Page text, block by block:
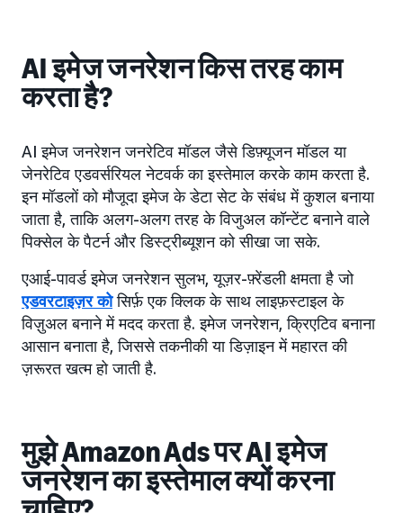
AI इमेज जनरेशन किस तरह काम
करता है?
AI इमेज जनरेशन जनरेटिव मॉडल जैसे डिफ़्यूजन मॉडल या
जेनरेटिव एडवर्सरियल नेटवर्क का इस्तेमाल करके काम करता है.
इन मॉडलों को मौजूदा इमेज के डेटा सेट के संबंध में कुशल बनाया
जाता है, ताकि अलग-अलग तरह के विजुअल कॉन्टेंट बनाने वाले
पिक्सेल के पैटर्न और डिस्ट्रीब्यूशन को सीखा जा सके.
एआई-पावर्ड इमेज जनरेशन सुलभ, यूज़र-फ़्रेंडली क्षमता है जो
एडवरटाइज़र कोसिर्फ़ एक क्लिक के साथ लाइफ़स्टाइल के
विज़ुअल बनाने में मदद करता है. इमेज जनरेशन, क्रिएटिव बनाना
आसान बनाता है, जिससे तकनीकी या डिज़ाइन में महारत की
ज़रूरत खत्म हो जाती है.
मुझे Amazon Ads पर AI इमेज
जनरेशन का इस्तेमाल क्यों करना